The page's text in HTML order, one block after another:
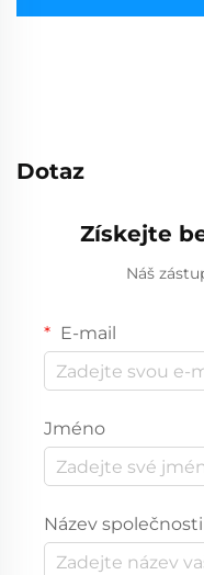
geologické práce
Dotaz
Získejte
Náš
E-mail
Jméno
Název společnosti